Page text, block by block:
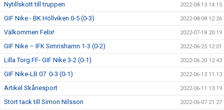
Nytillskott till truppen 2022-08-13 14:15
GIF Nike - BK Höllviken 0-5 (0-3) 2022-08-08 12:26
Välkommen Felix! 2022-07-18 20:19
GIF Nike – IFK Simrishamn 1-3 (0-2) 2022-06-25 12:01
Lilla Torg FF- GIF Nike 3-2 (0-1) 2022-06-20 12:43
GIF Nike-LB 07 0-3 (0-1) 2022-06-13 11:13
Artikel Skånesport 2022-06-11 13:19
Stort tack till Simon Nilsson 2022-06-07 21:27